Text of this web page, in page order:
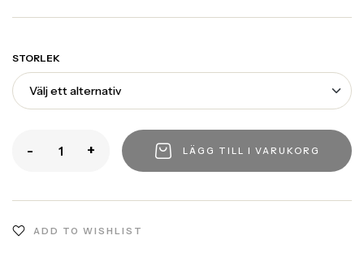
STORLEK
- + LÄGG TILL I VARUKORG
ADD TO WISHLIST